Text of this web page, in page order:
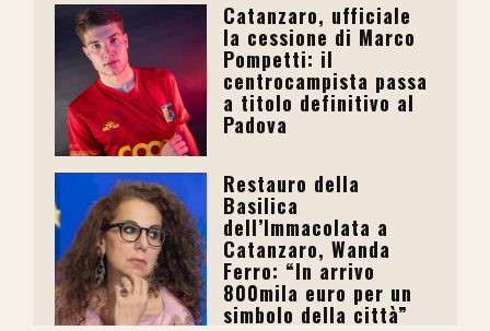
Catanzaro, ufficiale
la cessione di Marco
Pompetti: il
centrocampista passa
a titolo definitivo al
Padova
Restauro della
Basilica
dell’Immacolata a
Catanzaro, Wanda
Ferro: “In arrivo
800mila euro per un
simbolo della città”